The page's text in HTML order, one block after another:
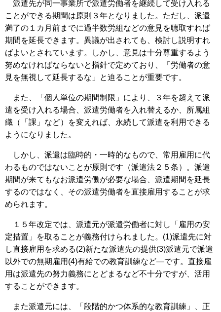
派遣先が同一事業所で派遣労働者を継続して受け入れる
ことができる期間は原則３年となりました。ただし、派遣
満了の１カ月前までに過半数労組などの意見を聴取すれば
期間を延長できます。異議が出されても、検討し説明すれ
ばよいとされています。しかし、意見は十分尊重するよう
努めなければならないと指針で定めており、「労働者の意
見を無視して延長するな」と迫ることが重要です。
また、「個人単位の期間制限」により、３年を超えて派
遣を受け入れる場合、派遣労働者を入れ替えるか、所属組
織（「課」など）を変えれば、永続して派遣を利用できる
ようになりました。
しかし、派遣は臨時的・一時的なもので、常用雇用に代
わるものではないことが原則です（派遣法２５条）。派遣
期間が来てもなお派遣労働が必要な場合、派遣期間を延長
するのではなく、その派遣労働者を直接雇用することが求
められます。
１５年改定では、派遣元が派遣労働者に対し「雇用の安
定措置」を取ることが義務付けられました。(1)派遣先に対
し直接雇用を求める(2)新たな派遣先の提供(3)派遣元で派遣
以外での無期雇用(4)有給での教育訓練など―です。直接雇
用は派遣先の努力義務にとどまるなど不十分ですが、活用
することができます。
また派遣元には、「段階的かつ体系的な教育訓練」、正